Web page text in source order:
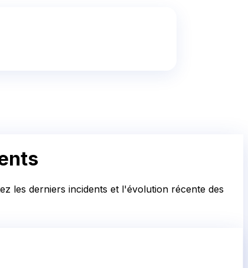
les derniers incidents et l'évolution récente des